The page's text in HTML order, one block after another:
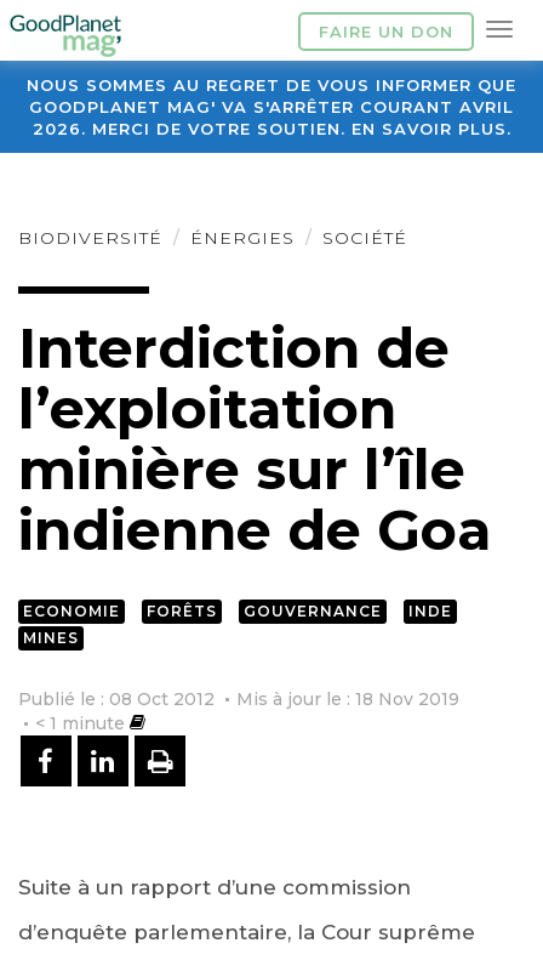
FAIRE UN DON
NOUS SOMMES AU REGRET DE VOUS INFORMER QUE
GOODPLANET MAG' VA S'ARRÊTER COURANT AVRIL
2026. MERCI DE VOTRE SOUTIEN. EN SAVOIR PLUS.
BIODIVERSITÉ ÉNERGIES SOCIÉTÉ
Interdiction de
l’exploitation
minière sur l’île
indienne de Goa
ECONOMIE FORÊTS GOUVERNANCE
INDE
MINES
Publié le : 08 Oct 2012
Mis à jour le : 18 Nov 2019
< 1 minute
PARTAGER SUR FACEBOOK
PARTAGER SUR LINKEDIN
IMPRIMER
Suite à un rapport d’une commission
d’enquête parlementaire, la Cour suprême